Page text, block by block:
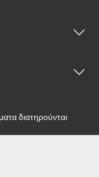
διατηρούνται